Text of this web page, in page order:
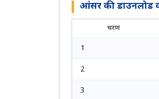
आंसर की डाउनलोड
चरण
1
2
3